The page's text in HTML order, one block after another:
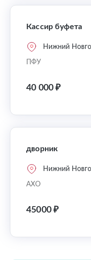
Кассир буфета
Нижний
ПФУ
40 000 ₽
дворник
Нижний
АХО
45000 ₽